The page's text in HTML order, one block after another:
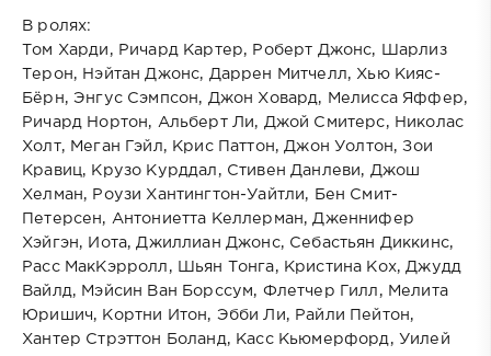
В ролях:
Том Харди, Ричард Картер, Роберт Джонс, Шарлиз
Терон, Нэйтан Джонс, Даррен Митчелл, Хью Кияс-
Бёрн, Энгус Сэмпсон, Джон Ховард, Мелисса Яффер,
Ричард Нортон, Альберт Ли, Джой Смитерс, Николас
Холт, Меган Гэйл, Крис Паттон, Джон Уолтон, Зои
Кравиц, Крузо Курддал, Стивен Данлеви, Джош
Хелман, Роузи Хантингтон-Уайтли, Бен Смит-
Петерсен, Антониетта Келлерман, Дженнифер
Хэйгэн, Иота, Джиллиан Джонс, Себастьян Диккинс,
Расс МакКэрролл, Шьян Тонга, Кристина Кох, Джудд
Вайлд, Мэйсин Ван Борссум, Флетчер Гилл, Мелита
Юришич, Кортни Итон, Эбби Ли, Райли Пейтон,
Хантер Стрэттон Боланд, Касс Кьюмерфорд, Уилей